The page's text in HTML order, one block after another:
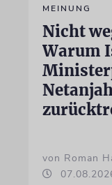
MEINUNG
Nicht
Warum
von Roman